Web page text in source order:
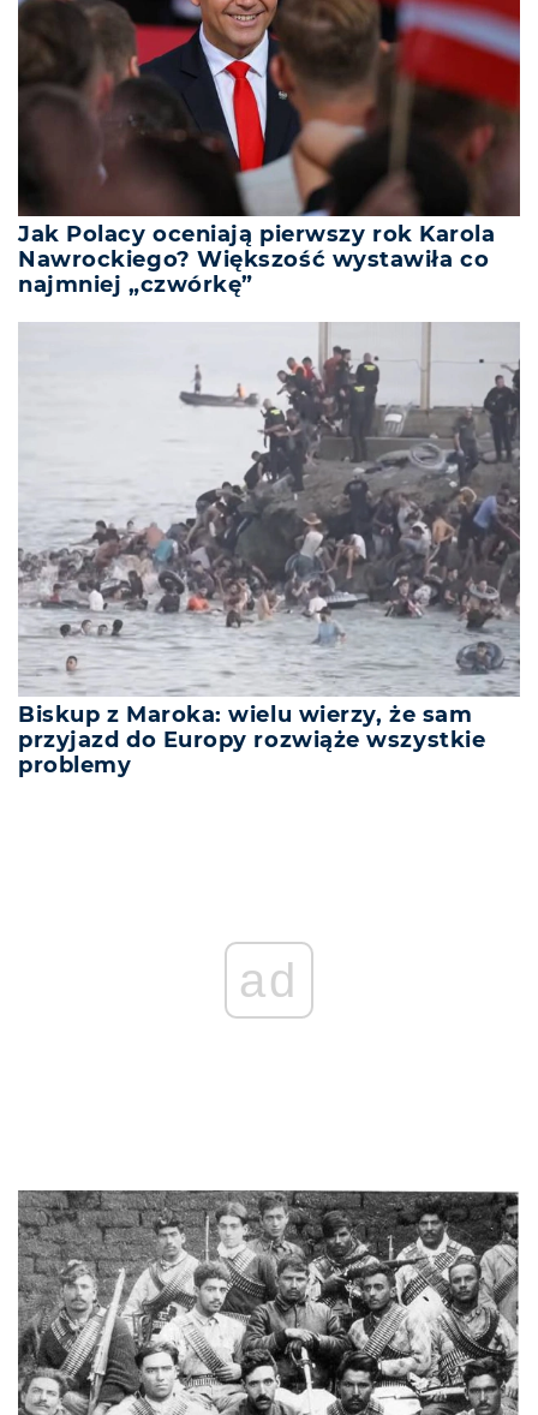
Jak Polacy oceniają pierwszy rok Karola
Nawrockiego? Większość wystawiła co
najmniej „czwórkę”
Biskup z Maroka: wielu wierzy, że sam
przyjazd do Europy rozwiąże wszystkie
problemy
ad